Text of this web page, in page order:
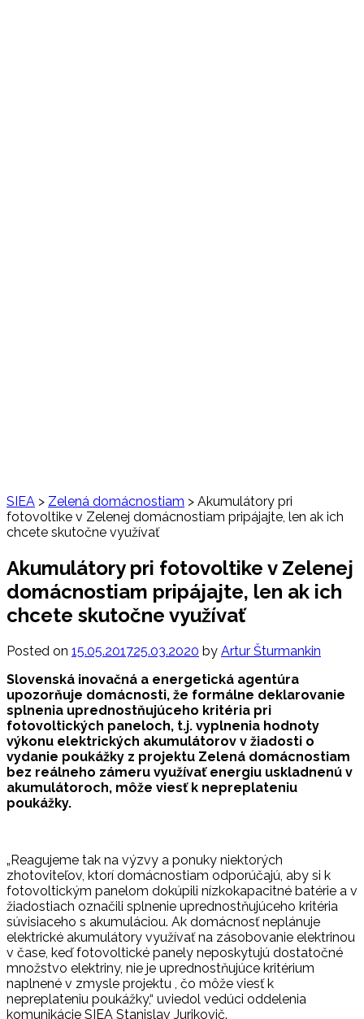
SIEA > Zelená domácnostiam > Akumulátory pri
fotovoltike v Zelenej domácnostiam pripájajte, len ak ich
chcete skutočne využívať
Akumulátory pri fotovoltike v Zelenej
domácnostiam pripájajte, len ak ich
chcete skutočne využívať
Posted on 15.05.201725.03.2020 by Artur Šturmankin
Slovenská inovačná a energetická agentúra
upozorňuje domácnosti, že formálne deklarovanie
splnenia uprednostňujúceho kritéria pri
fotovoltických paneloch, t.j. vyplnenia hodnoty
výkonu elektrických akumulátorov v žiadosti o
vydanie poukážky z projektu Zelená domácnostiam
bez reálneho zámeru využívať energiu uskladnenú v
akumulátoroch, môže viesť k nepreplateniu
poukážky.
„Reagujeme tak na výzvy a ponuky niektorých
zhotoviteľov, ktorí domácnostiam odporúčajú, aby si k
fotovoltickým panelom dokúpili nízkokapacitné batérie a v
žiadostiach označili splnenie uprednostňujúceho kritéria
súvisiaceho s akumuláciou. Ak domácnosť neplánuje
elektrické akumulátory využívať na zásobovanie elektrinou
v čase, keď fotovoltické panely neposkytujú dostatočné
množstvo elektriny, nie je uprednostňujúce kritérium
naplnené v zmysle projektu , čo môže viesť k
nepreplateniu poukážky,“ uviedol vedúci oddelenia
komunikácie SIEA Stanislav Jurikovič.